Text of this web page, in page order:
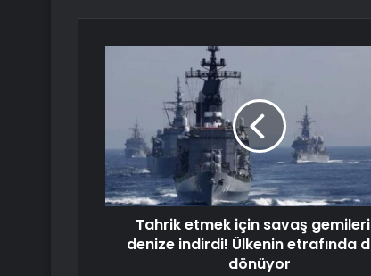
Tahrik etmek için savaş
denize indirdi! Ülkenin etrafında
dönüyor